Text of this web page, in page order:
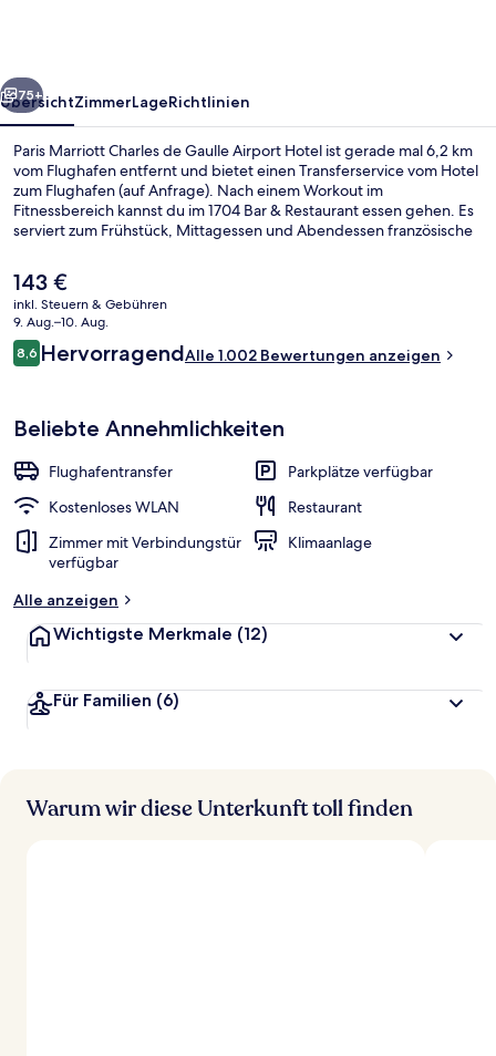
Hotel
Weiter
75+
ÜbersichtZimmerLageRichtlinien
Paris Marriott Charles de Gaulle Airport Hotel ist gerade mal 6,2 km
vom Flughafen entfernt und bietet einen Transferservice vom Hotel
zum Flughafen (auf Anfrage). Nach einem Workout im
Fitnessbereich kannst du im 1704 Bar & Restaurant essen gehen. Es
serviert zum Frühstück, Mittagessen und Abendessen französische
ebenfalls zum Angebot. Andere Reisende lieben das hilfsbereite
Personal.
Der
aktuelle
Preis
beträgt
143 €.
143 €
inkl. Steuern & Gebühren
9. Aug.–10. Aug.
Bewertungen
8,68,6 von 10.
HervorragendAlle 1.002 Bewertungen anzeigen
Beliebte Annehmlichkeiten
Flughafentransfer
Parkplätze verfügbar
Kostenloses WLAN
Restaurant
Zimmer mit Verbindungstür
verfügbar
Klimaanlage
Alle anzeigen
Wichtigste Merkmale (12)
Für Familien (6)
Warum wir diese Unterkunft toll finden